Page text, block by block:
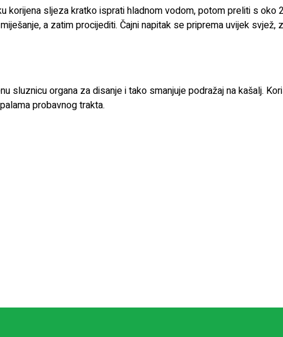
korijena sljeza kratko isprati hladnom vodom, potom preliti s
a zatim procijediti. Čajni napitak se priprema uvijek
sluznicu organa za disanje i tako smanjuje podražaj na kašalj.
probavnog trakta.